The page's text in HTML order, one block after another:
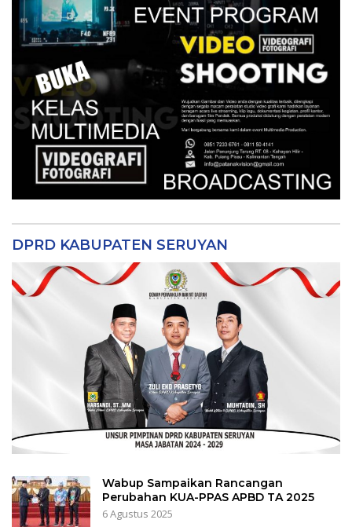
DPRD KABUPATEN SERUYAN
Wabup Sampaikan Rancangan
Perubahan KUA-PPAS APBD TA 2025
6 Agustus 2025